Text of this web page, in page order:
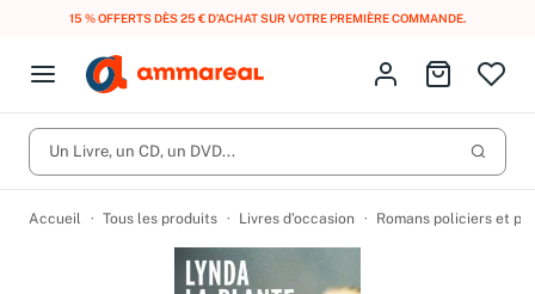
15 % OFFERTS DÈS 25 € D’ACHAT SUR VOTRE PREMIÈRE COMMANDE.
Open menu
Fermer le menu
CD d'occasion
DVD d'occasion
Vinyles d'occasion
Lancer
Identifiez-vous
Aller au
Un Livre, un CD, un DVD...
Accueil Tous les produits Livres d’occasion Romans policiers et